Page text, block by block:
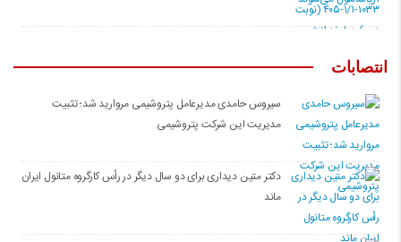
انتصابات
سیروس حامدی مدیرعامل پتروشیمی مروارید شد؛ تثبیت
مدیریت این شرکت پتروشیمی
دکتر متین دیداری برای دو سال دیگر در رأس کارگروه متانول ایران
ماند